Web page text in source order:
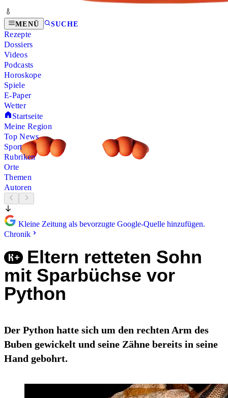
MENÜ SUCHE
Rezepte
Dossiers
Videos
Podcasts
Horoskope
Spiele
E-Paper
Wetter
Startseite
Meine Region
Top News
Sport
Rubriken
Orte
Themen
Autoren
Kleine Zeitung als bevorzugte Google-Quelle hinzufügen.
Chronik
Eltern retteten Sohn
mit Sparbüchse vor
Python
Der Python hatte sich um den rechten Arm des
Buben gewickelt und seine Zähne bereits in seine
Hand gebohrt.